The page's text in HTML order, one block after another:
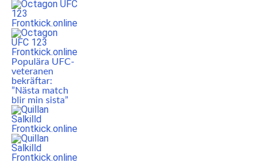
Populära UFC-
veteranen
bekräftar:
”Nästa match
blir min sista”